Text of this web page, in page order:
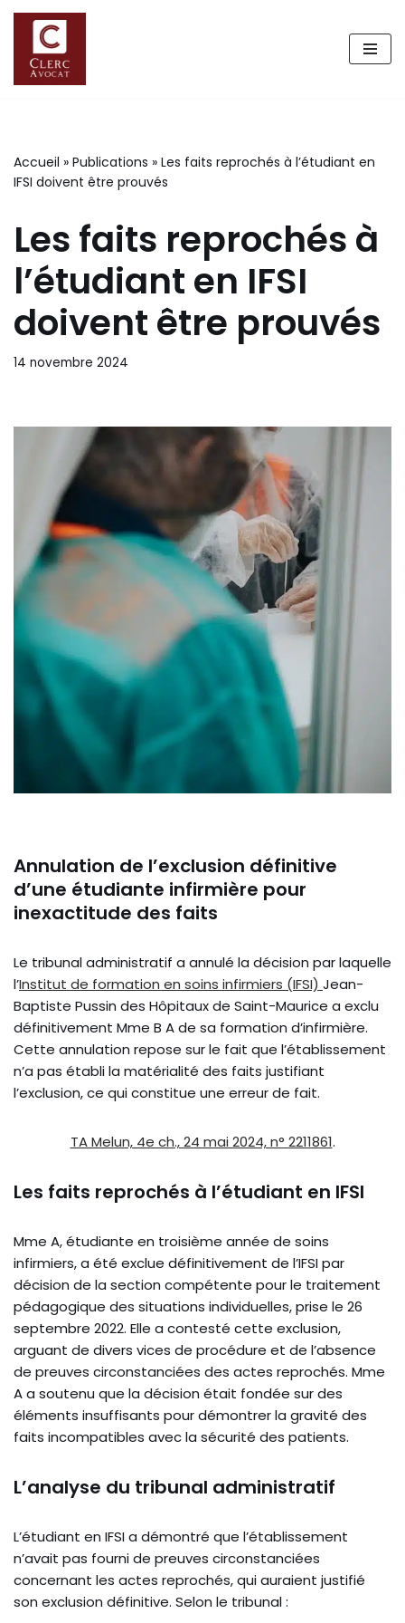
Aller
au
Accueil » Publications » Les faits reprochés à l’étudiant en
IFSI doivent être prouvés
Les faits reprochés à
l’étudiant en IFSI
doivent être prouvés
14 novembre 2024
Annulation de l’exclusion définitive
d’une étudiante infirmière pour
inexactitude des faits
Le tribunal administratif a annulé la décision par laquelle
l’Institut de formation en soins infirmiers (IFSI) Jean-
Baptiste Pussin des Hôpitaux de Saint-Maurice a exclu
définitivement Mme B A de sa formation d’infirmière.
Cette annulation repose sur le fait que l’établissement
n’a pas établi la matérialité des faits justifiant
l’exclusion, ce qui constitue une erreur de fait.
TA Melun, 4e ch., 24 mai 2024, n° 2211861.
Les faits reprochés à l’étudiant en IFSI
Mme A, étudiante en troisième année de soins
infirmiers, a été exclue définitivement de l’IFSI par
décision de la section compétente pour le traitement
pédagogique des situations individuelles, prise le 26
septembre 2022. Elle a contesté cette exclusion,
arguant de divers vices de procédure et de l’absence
de preuves circonstanciées des actes reprochés. Mme
A a soutenu que la décision était fondée sur des
éléments insuffisants pour démontrer la gravité des
faits incompatibles avec la sécurité des patients.
L’analyse du tribunal administratif
L’étudiant en IFSI a démontré que l’établissement
n’avait pas fourni de preuves circonstanciées
concernant les actes reprochés, qui auraient justifié
son exclusion définitive. Selon le tribunal :